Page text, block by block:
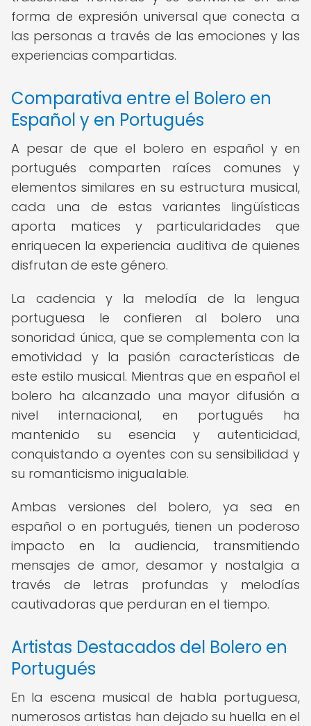
forma de expresión universal que conecta a
las personas a través de las emociones y las
experiencias compartidas.
Comparativa entre el Bolero en
Español y en Portugués
A pesar de que el bolero en español y en
portugués comparten raíces comunes y
elementos similares en su estructura musical,
cada una de estas variantes lingüísticas
aporta matices y particularidades que
enriquecen la experiencia auditiva de quienes
disfrutan de este género.
La cadencia y la melodía de la lengua
portuguesa le confieren al bolero una
sonoridad única, que se complementa con la
emotividad y la pasión características de
este estilo musical. Mientras que en español el
bolero ha alcanzado una mayor difusión a
nivel internacional, en portugués ha
mantenido su esencia y autenticidad,
conquistando a oyentes con su sensibilidad y
su romanticismo inigualable.
Ambas versiones del bolero, ya sea en
español o en portugués, tienen un poderoso
impacto en la audiencia, transmitiendo
mensajes de amor, desamor y nostalgia a
través de letras profundas y melodías
cautivadoras que perduran en el tiempo.
Artistas Destacados del Bolero en
Portugués
En la escena musical de habla portuguesa,
numerosos artistas han dejado su huella en el